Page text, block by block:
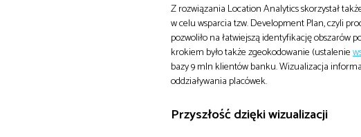
Z rozwiązania Location Analytics skorzystał
w celu wsparcia tzw. Development Plan, czyli
pozwoliło na łatwiejszą identyfikację
krokiem było także zgeokodowanie (ustalenie
bazy 9 mln klientów banku. Wizualizacja
oddziaływania placówek.
Przyszłość dzięki wizualizacji